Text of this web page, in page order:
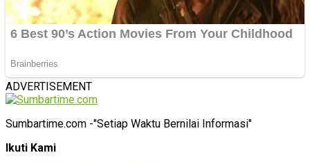
ADVERTISEMENT
Sumbartime.com -"Setiap Waktu Bernilai Informasi"
Ikuti Kami